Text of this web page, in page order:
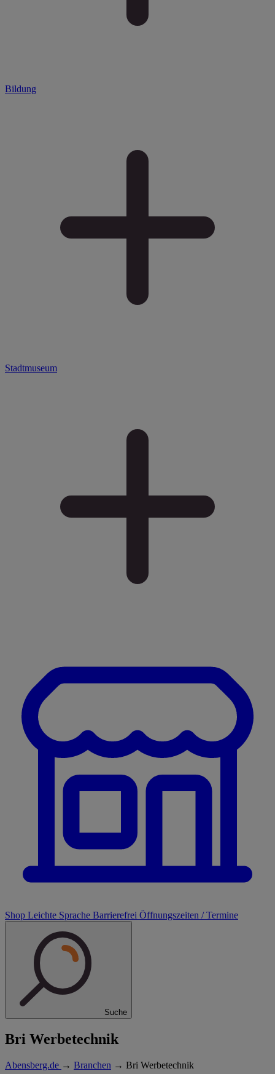
Bildung
Stadtmuseum
Shop Leichte Sprache Barrierefrei Öffnungszeiten / Termine
Suche
Bri Werbetechnik
Abensberg.de → Branchen → Bri Werbetechnik